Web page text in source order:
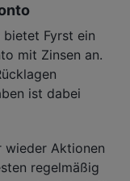
Fyrst ein
mit Zinsen an.
ist dabei
wieder Aktionen
regelmäßig